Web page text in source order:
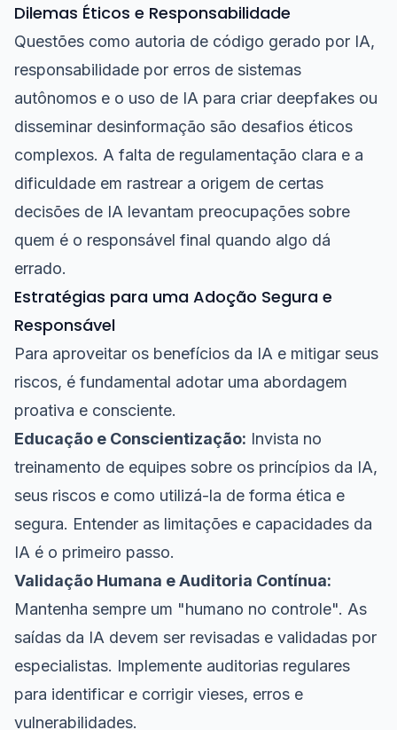
Dilemas Éticos e Responsabilidade
Questões como autoria de código gerado por IA,
responsabilidade por erros de sistemas
autônomos e o uso de IA para criar deepfakes ou
disseminar desinformação são desafios éticos
complexos. A falta de regulamentação clara e a
dificuldade em rastrear a origem de certas
decisões de IA levantam preocupações sobre
quem é o responsável final quando algo dá
errado.
Estratégias para uma Adoção Segura e
Responsável
Para aproveitar os benefícios da IA e mitigar seus
riscos, é fundamental adotar uma abordagem
proativa e consciente.
Educação e Conscientização: Invista no
treinamento de equipes sobre os princípios da IA,
seus riscos e como utilizá-la de forma ética e
segura. Entender as limitações e capacidades da
IA é o primeiro passo.
Validação Humana e Auditoria Contínua:
Mantenha sempre um "humano no controle". As
saídas da IA devem ser revisadas e validadas por
especialistas. Implemente auditorias regulares
para identificar e corrigir vieses, erros e
vulnerabilidades.